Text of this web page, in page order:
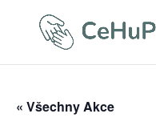
« Všechny Akce